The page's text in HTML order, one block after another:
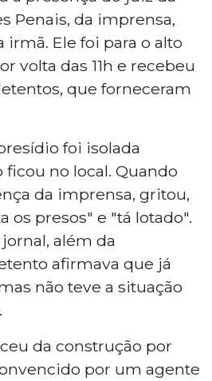
Penais, da imprensa,
irmã. Ele foi para o alto
volta das 11h e recebeu
que forneceram
foi isolada
no local. Quando
da imprensa, gritou,
os presos" e "tá lotado".
além da
afirmava que já
não teve a situação
da construção por
por um agente